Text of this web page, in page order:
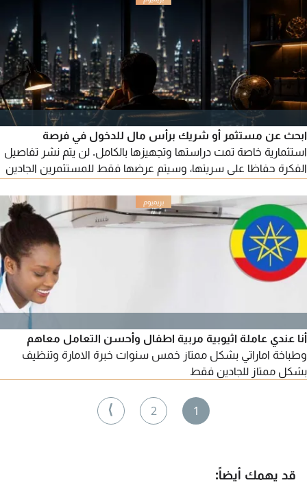
ابحث عن مستثمر أو شريك برأس مال للدخول في فرصة
استثمارية خاصة تمت دراستها وتجهيزها بالكامل. لن يتم نشر تفاصيل
الفكرة حفاظا على سريتها، وسيتم عرضها فقط للمستثمرين الجادين
أنا عندي عاملة اثيوبية مربية اطفال وأحسن التعامل معاهم
وطباخة اماراتي بشكل ممتاز خمس سنوات خبرة الامارة وتنظيف
بشكل ممتاز للجادين فقط
1
2
⟩
قد يهمك أيضاً: